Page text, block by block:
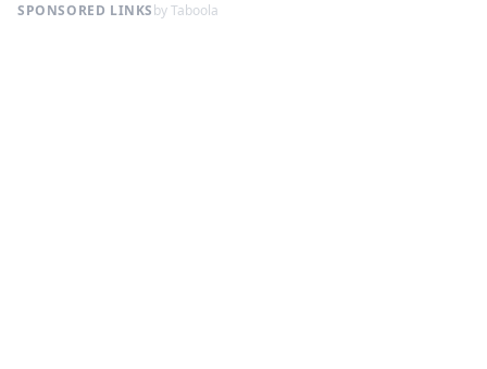
SPONSORED LINKSby Taboola